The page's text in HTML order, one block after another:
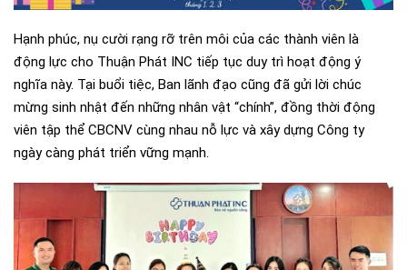
Hạnh phúc, nụ cười rạng rỡ trên môi của các thành viên là
động lực cho Thuận Phát INC tiếp tục duy trì hoạt động ý
nghĩa này. Tại buổi tiệc, Ban lãnh đạo cũng đã gửi lời chúc
mừng sinh nhật đến những nhân vật “chính”, đồng thời động
viên tập thể CBCNV cùng nhau nỗ lực và xây dựng Công ty
ngày càng phát triển vững mạnh.